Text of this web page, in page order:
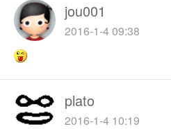
jou001
2016-1-4 09:38
plato
2016-1-4 10:19